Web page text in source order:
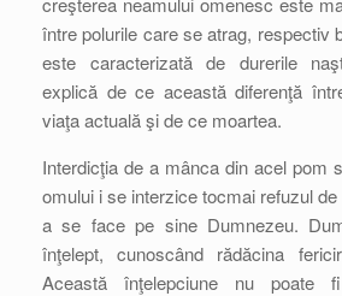
între polurile care se atrag, respectiv
este caracterizată de durerile
explică de ce această diferenţă
viaţa actuală şi de ce moartea.
Interdicţia de a mânca din acel pom
omului i se interzice tocmai refuzul
a se face pe sine Dumnezeu.
înţelept, cunoscând rădăcina
Această înţelepciune nu poate